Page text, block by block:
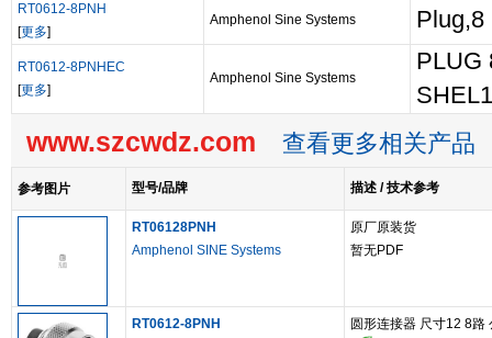
RT0612-8PNH
[更多]
Amphenol Sine Systems Plug,8
RT0612-8PNHEC
[更多]
Amphenol Sine Systems
PLUG
www.szcwdz.com 查看更多相关产品
参考图片 型号/品牌 描述 / 技术参考
RT06128PNH
Amphenol SINE Systems
原厂原装货
暂无PDF
RT0612-8PNH
圆形连接器 尺寸12 8路